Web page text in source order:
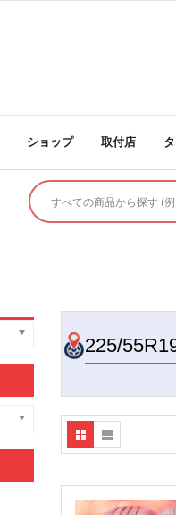
ショップ 取付店
225/